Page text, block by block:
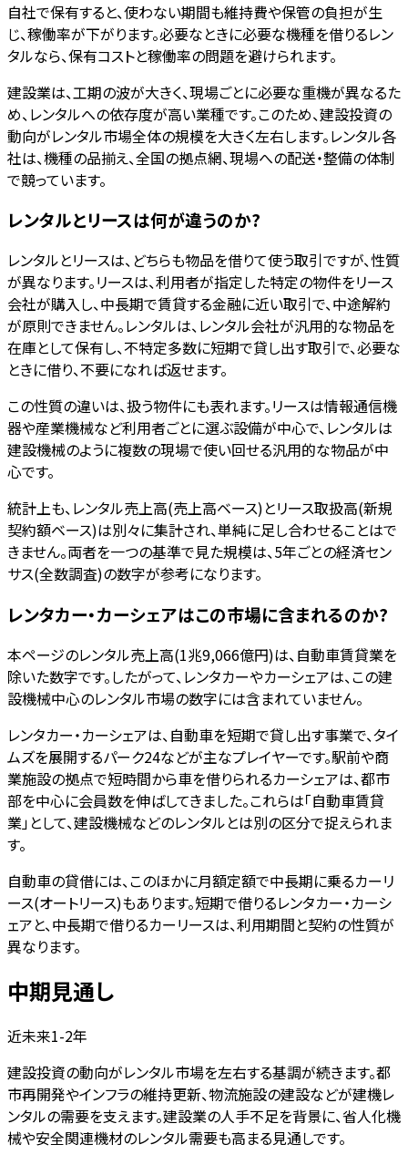
自社で保有すると、使わない期間も維持費や保管の負担が生
じ、稼働率が下がります。必要なときに必要な機種を借りるレン
タルなら、保有コストと稼働率の問題を避けられます。
建設業は、工期の波が大きく、現場ごとに必要な重機が異なるた
め、レンタルへの依存度が高い業種です。このため、建設投資の
動向がレンタル市場全体の規模を大きく左右します。レンタル各
社は、機種の品揃え、全国の拠点網、現場への配送・整備の体制
で競っています。
レンタルとリースは何が違うのか?
レンタルとリースは、どちらも物品を借りて使う取引ですが、性質
が異なります。リースは、利用者が指定した特定の物件をリース
会社が購入し、中長期で賃貸する金融に近い取引で、中途解約
が原則できません。レンタルは、レンタル会社が汎用的な物品を
在庫として保有し、不特定多数に短期で貸し出す取引で、必要な
ときに借り、不要になれば返せます。
この性質の違いは、扱う物件にも表れます。リースは情報通信機
器や産業機械など利用者ごとに選ぶ設備が中心で、レンタルは
建設機械のように複数の現場で使い回せる汎用的な物品が中
心です。
統計上も、レンタル売上高(売上高ベース)とリース取扱高(新規
契約額ベース)は別々に集計され、単純に足し合わせることはで
きません。両者を一つの基準で見た規模は、5年ごとの経済セン
サス(全数調査)の数字が参考になります。
レンタカー・カーシェアはこの市場に含まれるのか?
本ページのレンタル売上高(1兆9,066億円)は、自動車賃貸業を
除いた数字です。したがって、レンタカーやカーシェアは、この建
設機械中心のレンタル市場の数字には含まれていません。
レンタカー・カーシェアは、自動車を短期で貸し出す事業で、タイ
ムズを展開するパーク24などが主なプレイヤーです。駅前や商
業施設の拠点で短時間から車を借りられるカーシェアは、都市
部を中心に会員数を伸ばしてきました。これらは「自動車賃貸
業」として、建設機械などのレンタルとは別の区分で捉えられま
す。
自動車の貸借には、このほかに月額定額で中長期に乗るカーリ
ース(オートリース)もあります。短期で借りるレンタカー・カーシ
ェアと、中長期で借りるカーリースは、利用期間と契約の性質が
異なります。
中期見通し
近未来1-2年
建設投資の動向がレンタル市場を左右する基調が続きます。都
市再開発やインフラの維持更新、物流施設の建設などが建機レ
ンタルの需要を支えます。建設業の人手不足を背景に、省人化機
械や安全関連機材のレンタル需要も高まる見通しです。